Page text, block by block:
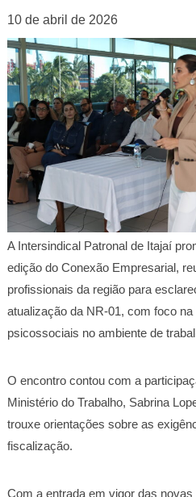
10 de abril de 2026
A Intersindical Patronal de Itajaí
edição do Conexão Empresarial,
profissionais da região para
atualização da NR-01, com foco
psicossociais no ambiente de
O encontro contou com a
Ministério do Trabalho, Sabrina
trouxe orientações sobre as
fiscalização.
Com a entrada em vigor das